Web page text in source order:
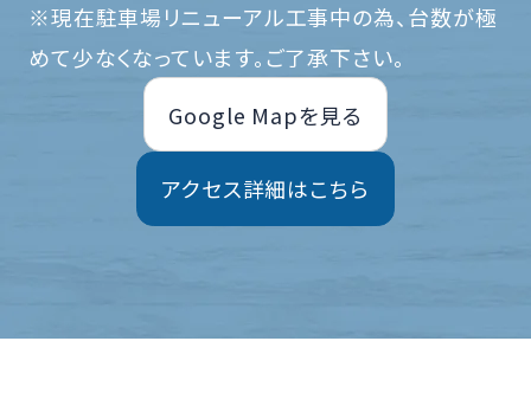
※現在駐車場リニューアル工事中の為、台数が極
めて少なくなっています。ご了承下さい。
Google Mapを見る
アクセス詳細はこちら